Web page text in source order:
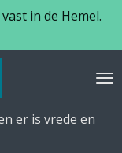
in de Hemel.
er is vrede en